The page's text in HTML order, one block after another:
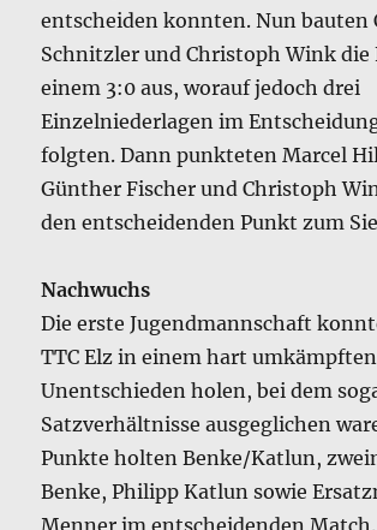
entscheiden konnten. Nun bauten
Schnitzler und Christoph Wink die
einem 3:0 aus, worauf jedoch drei
Einzelniederlagen im
folgten. Dann punkteten Marcel
Günther Fischer und Christoph
den entscheidenden Punkt zum
Nachwuchs
Die erste Jugendmannschaft
TTC Elz in einem hart
Unentschieden holen, bei dem
Satzverhältnisse ausgeglichen
Punkte holten Benke/Katlun,
Benke, Philipp Katlun sowie
Menner im entscheidenden Match.